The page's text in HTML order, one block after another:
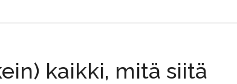
kaikki, mitä siitä